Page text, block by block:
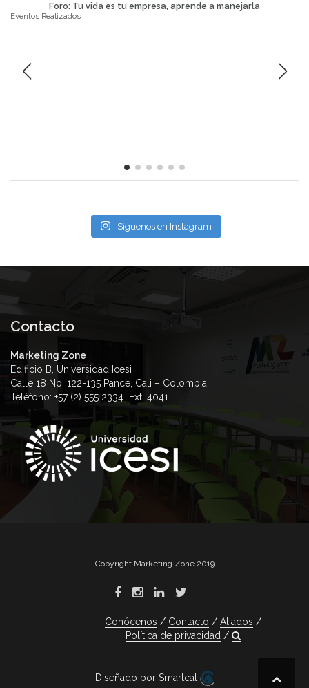
Foro: Tu vida es tu empresa, aprende a manejarla
Eventos Realizados
Síguenos en Instagram
Contacto
Marketing Zone
Edificio B, Universidad Icesi
Calle 18 No. 122-135 Pance, Cali – Colombia
Teléfono: +57 (2) 555 2334 Ext. 4041
Copyright Marketing Zone 2019
Conócenos Contacto
Aliados
Política de privacidad
Diseñado por Smartcat